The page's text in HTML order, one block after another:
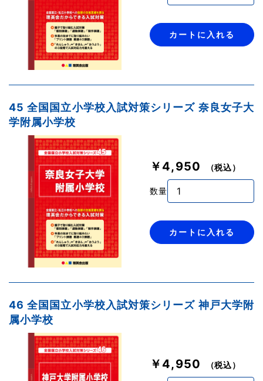
カートに入れる
45 全国国立小学校入試対策シリーズ 奈良女子大
学附属小学校
￥4,950 （税込）
数量
カートに入れる
46 全国国立小学校入試対策シリーズ 神戸大学附
属小学校
￥4,950 （税込）